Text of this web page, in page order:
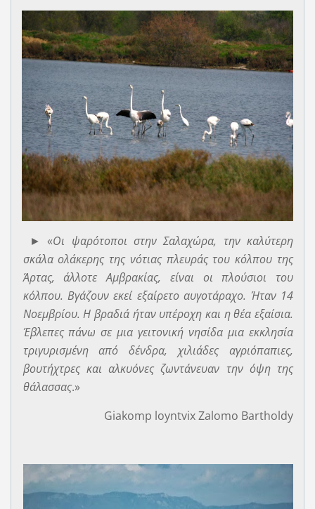
► «Οι ψαρότοποι στην Σαλαχώρα, την καλύτερη
σκάλα ολάκερης της νότιας πλευράς του κόλπου της
Άρτας, άλλοτε Αμβρακίας, είναι οι πλούσιοι του
κόλπου. Βγάζουν εκεί εξαίρετο αυγοτάραχο. Ήταν 14
Νοεμβρίου. Η βραδιά ήταν υπέροχη και η θέα εξαίσια.
Έβλεπες πάνω σε μια γειτονική νησίδα μια εκκλησία
τριγυρισμένη από δένδρα, χιλιάδες αγριόπαπιες,
βουτήχτρες και αλκυόνες ζωντάνευαν την όψη της
θάλασσας.»
Giakomp loyntvix Zalomo Bartholdy